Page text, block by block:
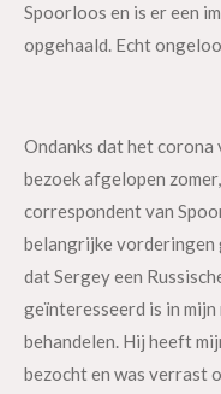
Spoorloos en is er een
opgehaald. Echt
Ondanks dat het
bezoek afgelopen
correspondent van
belangrijke vorderingen
dat Sergey een
geïnteresseerd is in
behandelen. Hij heeft
bezocht en was verrast